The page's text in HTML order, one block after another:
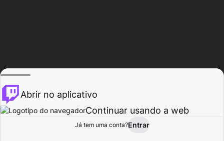
Procurar Atividade
Abrir no aplicativo
Continuar usando a web
Já tem uma conta?Entrar